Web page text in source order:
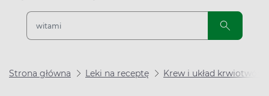
Strona główna Leki na receptę Krew i układ